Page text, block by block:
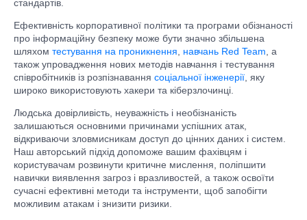
стандартів.
Ефективність корпоративної політики та програми обізнаності
про інформаційну безпеку може бути значно збільшена
шляхом тестування на проникнення, навчань Red Team, а
також упровадження нових методів навчання і тестування
співробітників із розпізнавання соціальної інженерії, яку
широко використовують хакери та кіберзлочинці.
Людська довірливість, неуважність і необізнаність
залишаються основними причинами успішних атак,
відкриваючи зловмисникам доступ до цінних даних і систем.
Наш авторський підхід допоможе вашим фахівцям і
користувачам розвинути критичне мислення, поліпшити
навички виявлення загроз і вразливостей, а також освоїти
сучасні ефективні методи та інструменти, щоб запобігти
можливим атакам і знизити ризики.